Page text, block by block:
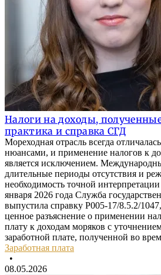
Налоги на доходы,
практика и справка СГД
Мореходная отрасль всегда
нюансами, и применение налогов к
является исключением.
длительные периоды отсутствия и
необходимость точной
января 2026 года Служба
выпустила справку P005-17/8.5.2/
ценное разъяснение о применении
плату к доходам моряков с
заработной плате, полученной во
Заработная плата
•
08.05.2026